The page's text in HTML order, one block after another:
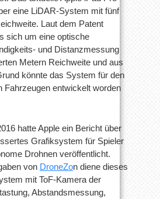
eine LiDAR-System mit fünf
Laut dem Patent
sich um eine optische
und Distanzmessung
Metern Reichweite und aus
könnte das System für den
Fahrzeugen entwickelt worden
hatte Apple ein Bericht über
Grafiksystem für Spieler
Drohnen veröffentlicht.
von DroneZon diene dieses
mit ToF-Kamera der
Abstandsmessung,